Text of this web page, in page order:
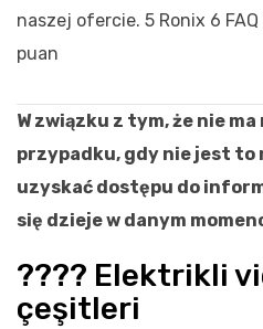
naszej ofercie. 5 Ronix 6 FAQ
puan
W związku z tym, że nie
przypadku, gdy nie jest to
uzyskać dostępu do
się dzieje w danym
???? Elektrikli
çeşitleri